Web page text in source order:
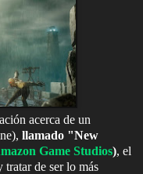
acerca de un
llamado "New
Game Studios), el
tratar de ser lo más